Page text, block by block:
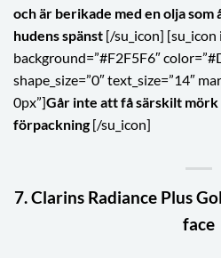
och är berikade med en olja
hudens spänst [/su_icon]
background=”#F2F5F6″
shape_size=”0″ text_size=”14″
0px”]Går inte att få särskilt
förpackning [/su_icon]
7. Clarins Radiance Plus
face